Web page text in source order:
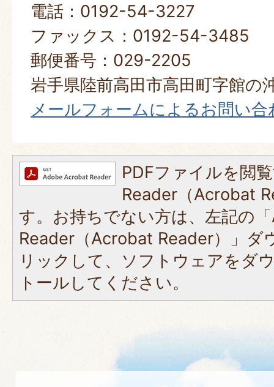
電話：0192-54-3227
ファックス：0192-54-3485
郵便番号：029-2205
岩手県陸前高田市高田町字館の
メールフォームによるお問い合
PDFファイルを閲
Reader（Acrobat
す。お持ちでない方は、左記の
Reader（Acrobat Reader）」ダ
リックして、ソフトウェアをダ
トールしてください。